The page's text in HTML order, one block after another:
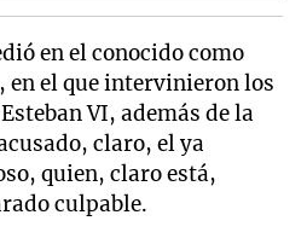
en el conocido como
en el que intervinieron los
VI, además de la
claro, el ya
quien, claro está,
culpable.